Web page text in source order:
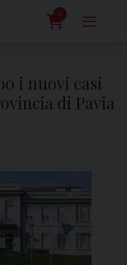
0
i nuovi casi
di Pavia